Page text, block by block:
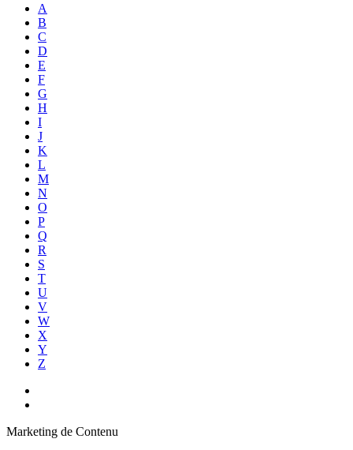
A
B
C
D
E
F
G
H
I
J
K
L
M
N
O
P
Q
R
S
T
U
V
W
X
Y
Z
Marketing de Contenu